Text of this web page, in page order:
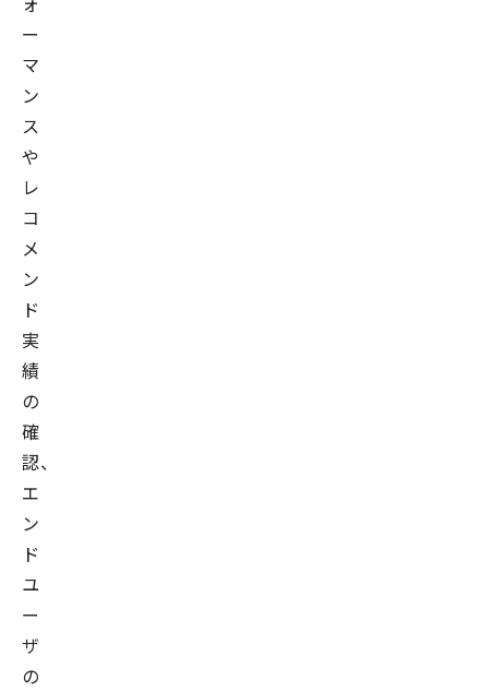
ー
マ
ン
ス
や
レ
コ
メ
ン
ド
実
績
の
確
認、
エ
ン
ド
ユ
ー
ザ
の